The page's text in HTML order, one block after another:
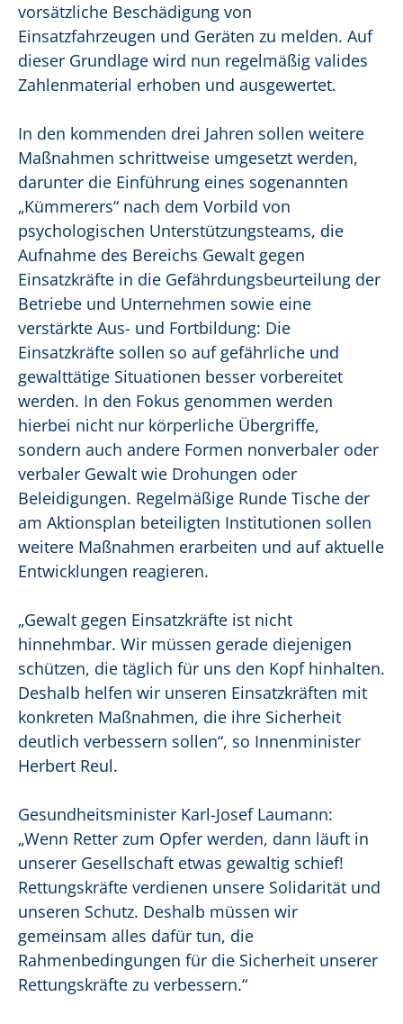
vorsätzliche Beschädigung von
Einsatzfahrzeugen und Geräten zu melden. Auf
dieser Grundlage wird nun regelmäßig valides
Zahlenmaterial erhoben und ausgewertet.
In den kommenden drei Jahren sollen weitere
Maßnahmen schrittweise umgesetzt werden,
darunter die Einführung eines sogenannten
„Kümmerers“ nach dem Vorbild von
psychologischen Unterstützungsteams, die
Aufnahme des Bereichs Gewalt gegen
Einsatzkräfte in die Gefährdungsbeurteilung der
Betriebe und Unternehmen sowie eine
verstärkte Aus- und Fortbildung: Die
Einsatzkräfte sollen so auf gefährliche und
gewalttätige Situationen besser vorbereitet
werden. In den Fokus genommen werden
hierbei nicht nur körperliche Übergriffe,
sondern auch andere Formen nonverbaler oder
verbaler Gewalt wie Drohungen oder
Beleidigungen. Regelmäßige Runde Tische der
am Aktionsplan beteiligten Institutionen sollen
weitere Maßnahmen erarbeiten und auf aktuelle
Entwicklungen reagieren.
„Gewalt gegen Einsatzkräfte ist nicht
hinnehmbar. Wir müssen gerade diejenigen
schützen, die täglich für uns den Kopf hinhalten.
Deshalb helfen wir unseren Einsatzkräften mit
konkreten Maßnahmen, die ihre Sicherheit
deutlich verbessern sollen“, so Innenminister
Herbert Reul.
Gesundheitsminister Karl-Josef Laumann:
„Wenn Retter zum Opfer werden, dann läuft in
unserer Gesellschaft etwas gewaltig schief!
Rettungskräfte verdienen unsere Solidarität und
unseren Schutz. Deshalb müssen wir
gemeinsam alles dafür tun, die
Rahmenbedingungen für die Sicherheit unserer
Rettungskräfte zu verbessern.“